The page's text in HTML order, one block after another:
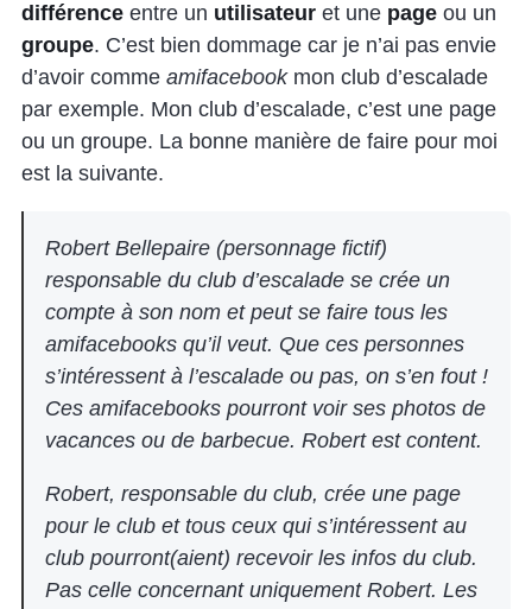
différence entre un utilisateur et une page ou un
groupe. C’est bien dommage car je n’ai pas envie
d’avoir comme amifacebookmon club d’escalade
par exemple. Mon club d’escalade, c’est une page
ou un groupe. La bonne manière de faire pour moi
est la suivante.
Robert Bellepaire (personnage fictif)
responsable du club d’escalade se crée un
compte à son nom et peut se faire tous les
amifacebooks qu’il veut. Que ces personnes
s’intéressent à l’escalade ou pas, on s’en fout !
Ces amifacebooks pourront voir ses photos de
vacances ou de barbecue. Robert est content.
Robert, responsable du club, crée une page
pour le club et tous ceux qui s’intéressent au
club pourront(aient) recevoir les infos du club.
Pas celle concernant uniquement Robert. Les